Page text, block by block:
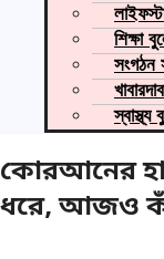
শিক্ষা
সংগঠন
স্বাস্থ্য
কোরআনের
ধরে, আজও